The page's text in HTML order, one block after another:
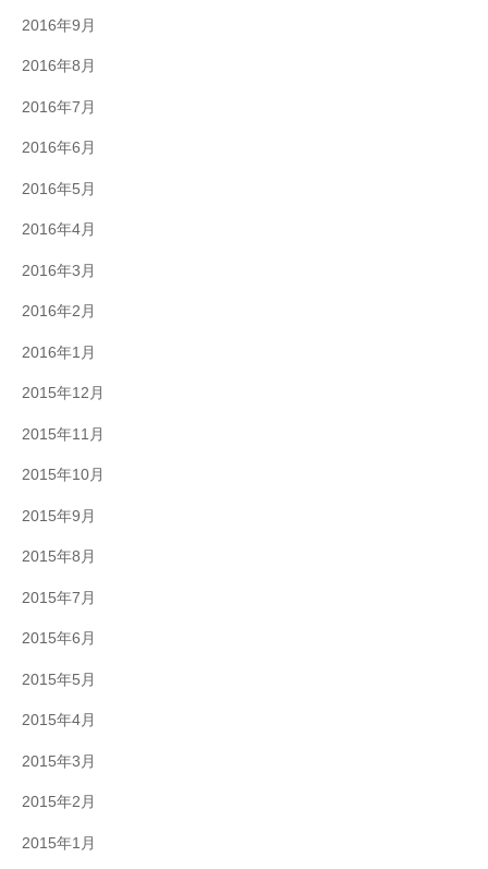
2016年9月
2016年8月
2016年7月
2016年6月
2016年5月
2016年4月
2016年3月
2016年2月
2016年1月
2015年12月
2015年11月
2015年10月
2015年9月
2015年8月
2015年7月
2015年6月
2015年5月
2015年4月
2015年3月
2015年2月
2015年1月